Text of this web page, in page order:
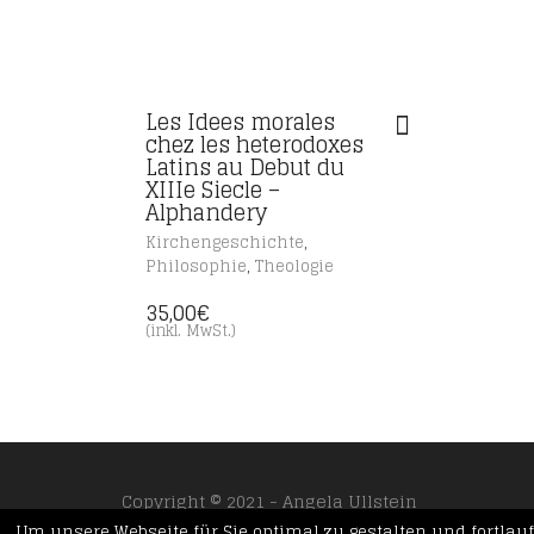
Les Idees morales
chez les heterodoxes
Latins au Debut du
XIIIe Siecle –
Alphandery
Kirchengeschichte,
Philosophie, Theologie
35,00€
(inkl. MwSt.)
Copyright © 2021 - Angela Ullstein
Impressum Datenschutzerklärung AGBs